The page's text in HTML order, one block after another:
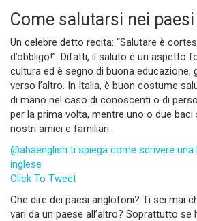
Come salutarsi nei
Un celebre detto recita: “Salutare è
d’obbligo!”. Difatti, il saluto è un aspetto
cultura ed è segno di buona educazione,
verso l’altro. In Italia, è buon costume
di mano nel caso di conoscenti o di
per la prima volta, mentre uno o due
nostri amici e familiari.
@abaenglish ti spiega come scrivere
inglese
Click To Tweet
Che dire dei paesi anglofoni? Ti sei mai
vari da un paese all’altro? Soprattutto se